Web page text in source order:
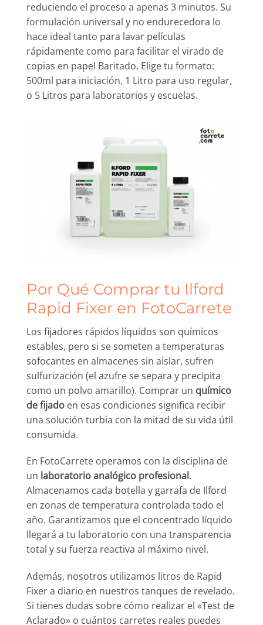
reduciendo el proceso a apenas 3 minutos. Su
formulación universal y no endurecedora lo
hace ideal tanto para lavar películas
rápidamente como para facilitar el virado de
copias en papel Baritado. Elige tu formato:
500ml para iniciación, 1 Litro para uso regular,
o 5 Litros para laboratorios y escuelas.
Por Qué Comprar tu Ilford
Rapid Fixer en FotoCarrete
Los fijadores rápidos líquidos son químicos
estables, pero si se someten a temperaturas
sofocantes en almacenes sin aislar, sufren
sulfurización (el azufre se separa y precipita
como un polvo amarillo). Comprar un químico
de fijado en esas condiciones significa recibir
una solución turbia con la mitad de su vida útil
consumida.
En FotoCarrete operamos con la disciplina de
un laboratorio analógico profesional.
Almacenamos cada botella y garrafa de Ilford
en zonas de temperatura controlada todo el
año. Garantizamos que el concentrado líquido
llegará a tu laboratorio con una transparencia
total y su fuerza reactiva al máximo nivel.
Además, nosotros utilizamos litros de Rapid
Fixer a diario en nuestros tanques de revelado.
Si tienes dudas sobre cómo realizar el «Test de
Aclarado» o cuántos carretes reales puedes